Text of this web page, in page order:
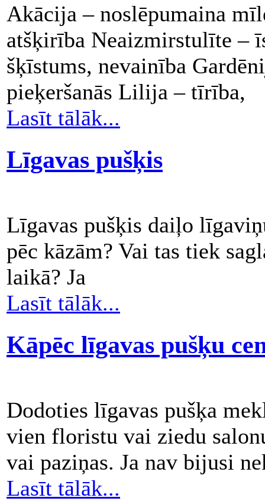
Akācija – noslēpumaina
atšķirība Neaizmirstulīte –
šķīstums, nevainība
pieķeršanās Lilija – tīrība,
Lasīt tālāk...
Līgavas pušķis
Līgavas pušķis daiļo
pēc kāzām? Vai tas tiek
laikā? Ja
Lasīt tālāk...
Kāpēc līgavas pušķu
Dodoties līgavas pušķa
vien floristu vai ziedu
vai paziņas. Ja nav bijusi
Lasīt tālāk...